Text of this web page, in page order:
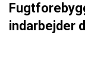
indarbejder